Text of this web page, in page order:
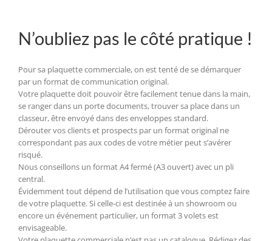
N’oubliez pas le côté pratique !
Pour sa plaquette commerciale, on est tenté de se démarquer
par un format de communication original.
Votre plaquette doit pouvoir être facilement tenue dans la main,
se ranger dans un porte documents, trouver sa place dans un
classeur, être envoyé dans des enveloppes standard.
Dérouter vos clients et prospects par un format original ne
correspondant pas aux codes de votre métier peut s’avérer
risqué.
Nous conseillons un format A4 fermé (A3 ouvert) avec un pli
central.
Évidemment tout dépend de l’utilisation que vous comptez faire
de votre plaquette. Si celle-ci est destinée à un showroom ou
encore un événement particulier, un format 3 volets est
envisageable.